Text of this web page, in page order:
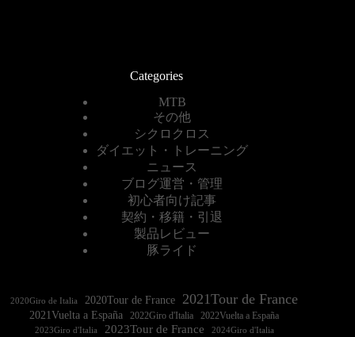
Categories
MTB
その他
シクロクロス
ダイエット・トレーニング
ニュース
ブログ運営・管理
初心者向け記事
契約・移籍・引退
製品レビュー
豚ライド
2020Giro de Italia 2020Tour de France 2021Tour de France
2021Vuelta a España 2022Vuelta a España
2023Giro d'Italia 2023Tour de France